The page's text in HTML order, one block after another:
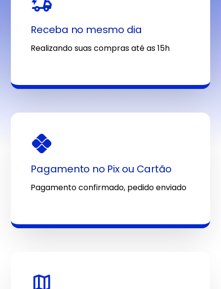
Receba no mesmo dia
Realizando suas compras até as 15h
Pagamento no Pix ou Cartão
Pagamento confirmado, pedido enviado